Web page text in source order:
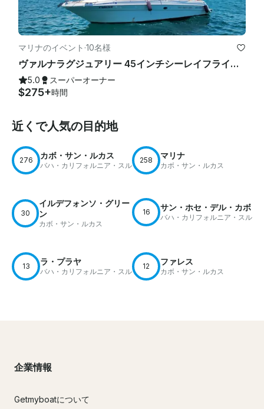
マリナのイベント ·10名様
ヴァルナラグジュアリー 45インチシーレイフライバイグセダンヨットスターリンク「WIFI」
5.0 スーパーオーナー
$275+時間
近くで人気の目的地
276 カボ・サン・ルカス
バハ・カリフォルニア・スル
258 マリナ
カボ・サン・ルカス
30
イルデフォンソ・グリー
ン
カボ・サン・ルカス
16 サン・ホセ・デル・カボ
バハ・カリフォルニア・スル
13 ラ・プラヤ
バハ・カリフォルニア・スル
12 ファレス
カボ・サン・ルカス
企業情報
Getmyboatについて